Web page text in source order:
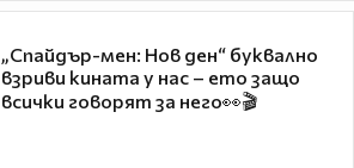
„Спайдър-мен: Нов ден“ буквално
взриви кината у нас – ето защо
всички говорят за него👀🎬